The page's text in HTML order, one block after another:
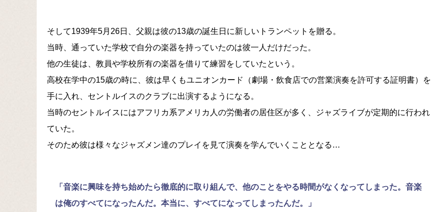
そして1939年5月26日、父親は彼の13歳の誕生日に新しいトランペットを贈る。
当時、通っていた学校で自分の楽器を持っていたのは彼一人だけだった。
他の生徒は、教員や学校所有の楽器を借りて練習をしていたという。
高校在学中の15歳の時に、彼は早くもユニオンカード（劇場・飲食店での営業演奏を許可する証明書）を
手に入れ、セントルイスのクラブに出演するようになる。
当時のセントルイスにはアフリカ系アメリカ人の労働者の居住区が多く、ジャズライブが定期的に行われ
ていた。
そのため彼は様々なジャズメン達のプレイを見て演奏を学んでいくこととなる…
「音楽に興味を持ち始めたら徹底的に取り組んで、他のことをやる時間がなくなってしまった。音楽
は俺のすべてになったんだ。本当に、すべてになってしまったんだ。」